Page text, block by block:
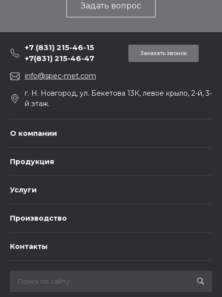
Задать вопрос
+7 (831) 215-46-15
+7(831) 215-46-47
Заказать звонок
info@spec-met.com
г. Н. Новгород, ул. Бекетова 13К, левое крыло, 2-й, 3-
й этаж.
О компании
Продукция
Услуги
Производство
Контакты